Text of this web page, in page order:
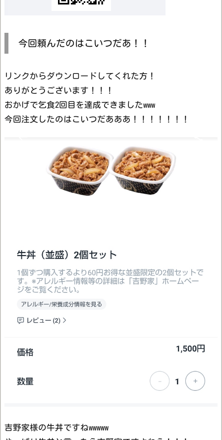
今回頼んだのはこいつだあ！！
リンクからダウンロードしてくれた方！
ありがとうございます！！！
おかげで乞食2回目を達成できましたwww
今回注文したのはこいつだあああ！！！！！！！
吉野家様の牛丼ですねwwwww